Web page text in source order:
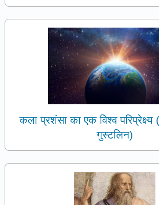
कला प्रशंसा का एक विश्व
गुस्टलिन)